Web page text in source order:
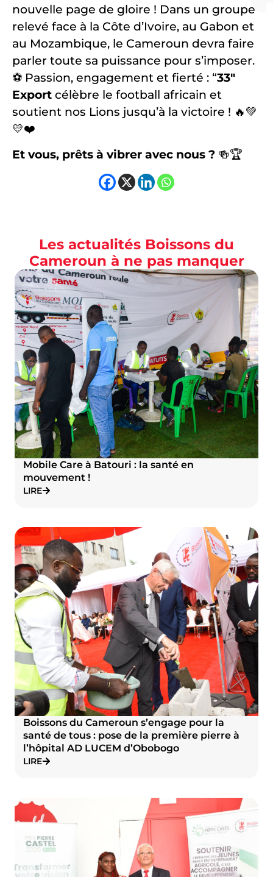
nouvelle page de gloire ! Dans un groupe
relevé face à la Côte d’Ivoire, au Gabon et
au Mozambique, le Cameroun devra faire
parler toute sa puissance pour s’imposer.
⚽ Passion, engagement et fierté : “33″
Export célèbre le football africain et
soutient nos Lions jusqu’à la victoire ! 🔥💚
💛❤️
Et vous, prêts à vibrer avec nous ? 🍻🏆
Les actualités Boissons du
Cameroun à ne pas manquer
Mobile Care à Batouri : la santé en
mouvement !
LIRE
Boissons du Cameroun s’engage pour la
santé de tous : pose de la première pierre à
l’hôpital AD LUCEM d’Obobogo
LIRE